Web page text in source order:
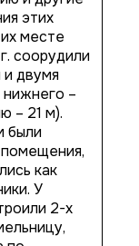
этих
месте
соорудили
двумя
–
– 21 м).
были
как
У
2-х